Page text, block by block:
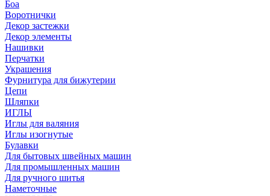
Боа
Воротнички
Декор застежки
Декор элементы
Нашивки
Перчатки
Украшения
Фурнитура для бижутерии
Цепи
Шляпки
ИГЛЫ
Иглы для валяния
Иглы изогнутые
Булавки
Для бытовых швейных машин
Для промышленных машин
Для ручного шитья
Наметочные